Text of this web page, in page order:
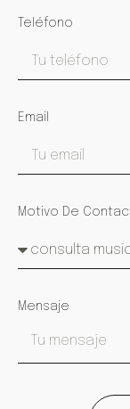
Teléfono
Email
Motivo De
Mensaje